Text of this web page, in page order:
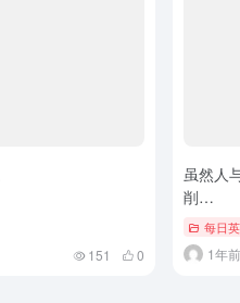
151 0
虽然人
削…
每日
1年前